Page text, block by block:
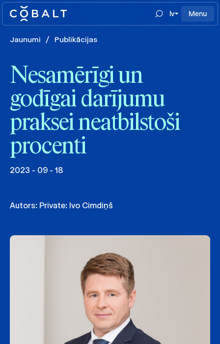
lv Menu
Jaunumi / Publikācijas
Nesamērīgi un
godīgai darījumu
praksei neatbilstoši
procenti
2023 - 09 - 18
Autors: Private: Ivo Cimdiņš